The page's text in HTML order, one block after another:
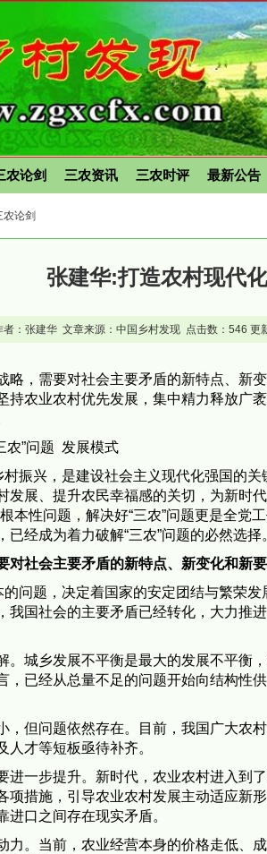
农论剑 三农资讯 三农时评 最新公告
农论剑
张建华:打造农村现代
者：张建华 文章来源：中国乡村发现 点击数：546 更
略，需要对社会主要矛盾的新特点、新
持农业农村优先发展，集中精力释放广
农”问题 发展模式
村振兴，是建设社会主义现代化强国的
发展、提升农民幸福感的关切，为新时
本性问题，解决好“三农”问题更是全党
经成为着力破解“三农”问题的必然选择
对社会主要矛盾的新特点、新变化和新
的问题，决定着国家的安定团结与繁荣
我国社会的主要矛盾已经转化，大力推
。城乡发展不平衡是最大的发展不平衡
，已经从总量不足的问题开始向结构性
，但问题依然存在。目前，我国广大农
才等短板亟待补齐。
进一步提升。新时代，农业农村进入到
项措施，引导农业农村发展主动适应新
进口之间存在现实矛盾。
力。当前，农业经营本身的价格走低、